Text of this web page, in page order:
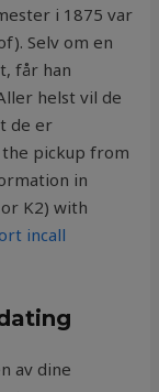
i 1875 var
Selv om en
får han
helst vil de
de er
the pickup from
in
K2) with
incall
av dine